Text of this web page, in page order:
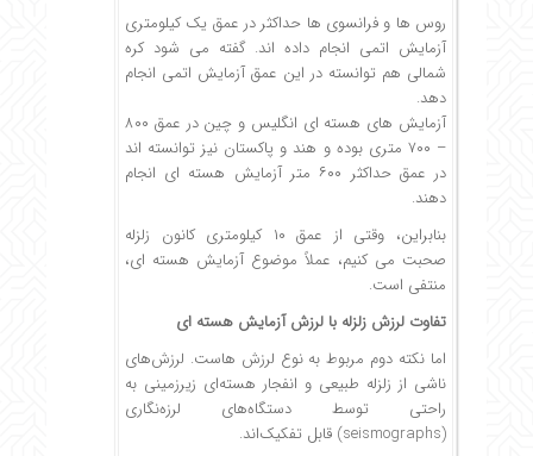
روس ها و فرانسوی ها حداکثر در عمق یک کیلومتری
آزمایش اتمی انجام داده اند. گفته می شود کره
شمالی هم توانسته در این عمق آزمایش اتمی انجام
دهد.
آزمایش های هسته ای انگلیس و چین در عمق ۸۰۰
– ۷۰۰ متری بوده و هند و پاکستان نیز توانسته اند
در عمق حداکثر ۶۰۰ متر آزمایش هسته ای انجام
دهند.
بنابراین، وقتی از عمق ۱۰ کیلومتری کانون زلزله
صحبت می کنیم، عملاً موضوع آزمایش هسته ای،
منتفی است.
تفاوت لرزش زلزله با لرزش آزمایش هسته ای
اما نکته دوم مربوط به نوع لرزش هاست. لرزش‌های
ناشی از زلزله طبیعی و انفجار هسته‌ای زیرزمینی به
راحتی توسط دستگاه‌های لرزه‌نگاری
(seismographs) قابل تفکیک‌اند.